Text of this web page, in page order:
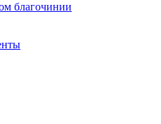
благочинии